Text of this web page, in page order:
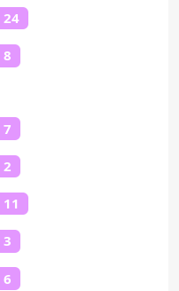
24
8
7
2
11
3
6